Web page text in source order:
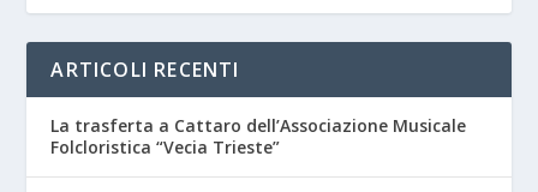
ARTICOLI RECENTI
La trasferta a Cattaro dell’Associazione Musicale
Folcloristica “Vecia Trieste”